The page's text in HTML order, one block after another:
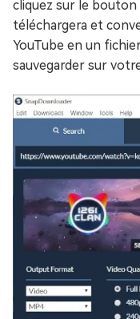
cliquez sur le bouton
téléchargera et
YouTube en un
sauvegarder sur